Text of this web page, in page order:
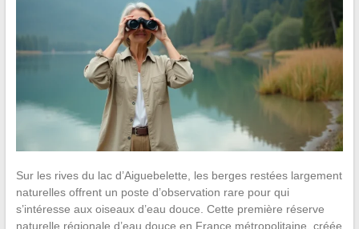
Sur les rives du lac d’Aiguebelette, les berges restées largement
naturelles offrent un poste d’observation rare pour qui
s’intéresse aux oiseaux d’eau douce. Cette première réserve
naturelle régionale d’eau douce en France métropolitaine, créée